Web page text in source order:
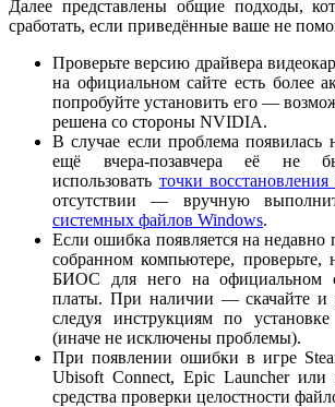
Далее представлены общие подходы,
сработать, если приведённые ваше не
Проверьте версию драйвера
на официальном сайте есть более
попробуйте установить его —
решена со стороны NVIDIA.
В случае если проблема появилась
ещё вчера-позавчера её не
использовать точки
отсутствии — вручную
системных файлов Windows.
Если ошибка появляется на недавно
собранном компьютере, проверьте,
БИОС для него на официальном
платы. При наличии — скачайте и
следуя инструкциям по
(иначе не исключены проблемы).
При появлении ошибки в игре
Ubisoft Connect, Epic Launcher или
средства проверки целостности